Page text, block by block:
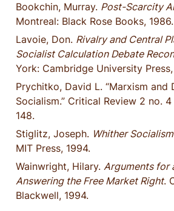
Bookchin, Murray. Post-Scarcity
Montreal: Black Rose Books, 1986.
Lavoie, Don. Rivalry and Central
Socialist Calculation Debate
York: Cambridge University
Prychitko, David L. “Marxism and
Socialism.” Critical Review 2 no.
148.
Stiglitz, Joseph. Whither
MIT Press, 1994.
Wainwright, Hilary. Arguments for
Answering the Free Market Right.
Blackwell, 1994.